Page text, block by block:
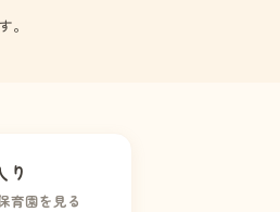
り
育園を見る